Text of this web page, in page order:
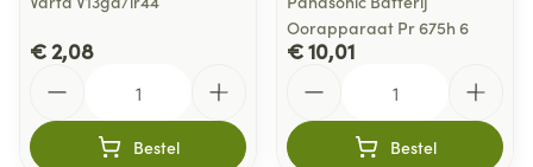
€ 2,08
Bestel
Oorapparaat Pr 675h 6
€ 10,01
Bestel